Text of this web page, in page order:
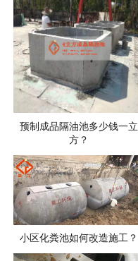
预制成品隔油池多少钱一立
方？
小区化粪池如何改造施工？